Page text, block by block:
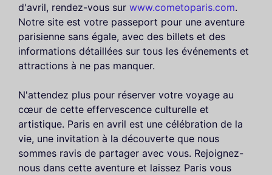
d'avril, rendez-vous sur www.cometoparis.com.
Notre site est votre passeport pour une aventure
parisienne sans égale, avec des billets et des
informations détaillées sur tous les événements et
attractions à ne pas manquer.
N'attendez plus pour réserver votre voyage au
cœur de cette effervescence culturelle et
artistique. Paris en avril est une célébration de la
vie, une invitation à la découverte que nous
sommes ravis de partager avec vous. Rejoignez-
nous dans cette aventure et laissez Paris vous